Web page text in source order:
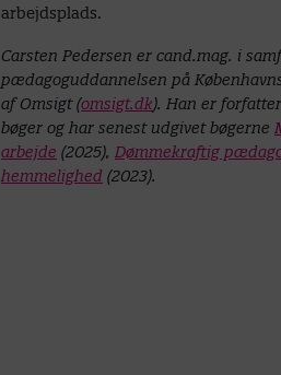
arbejdsplads.
Carsten Pedersen er cand.mag. i
pædagoguddannelsen på
af Omsigt (omsigt.dk). Han er
bøger og har senest udgivet bøgerne
arbejde (2025), Dømmekraftig
hemmelighed (2023).